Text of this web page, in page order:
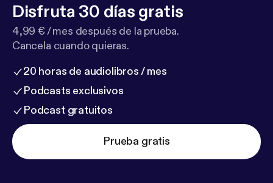
Disfruta 30 días gratis
4,99 € / mes después de la prueba.
Cancela cuando quieras.
20 horas de audiolibros / mes
Podcasts exclusivos
Podcast gratuitos
Prueba gratis